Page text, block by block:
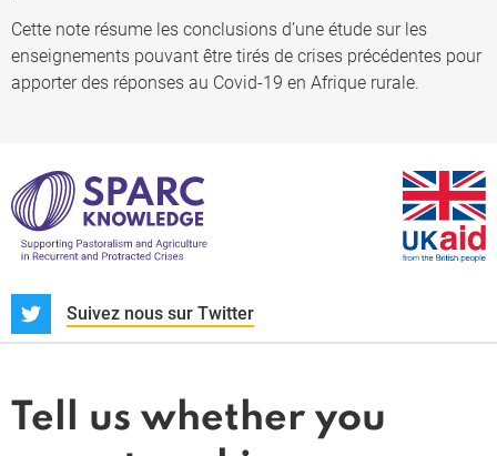
Cette note résume les conclusions d’une étude sur les
enseignements pouvant être tirés de crises précédentes pour
apporter des réponses au Covid-19 en Afrique rurale.
Suivez nous sur Twitter
Actualités et dossiers
Whistleblower
Tell us whether you